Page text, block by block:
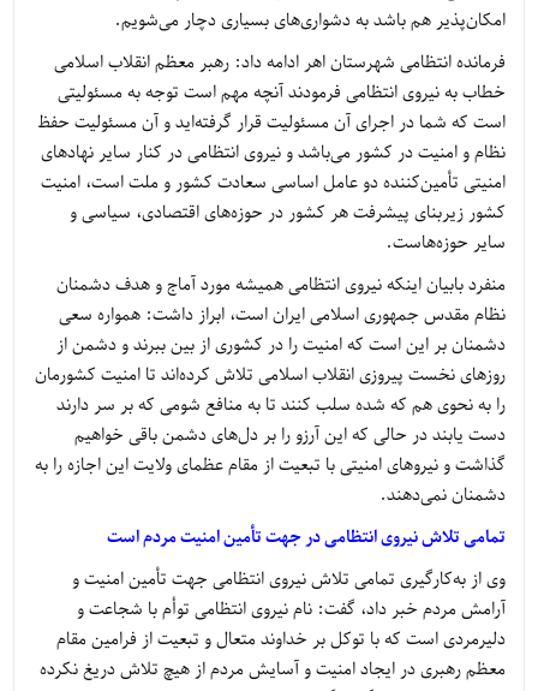
امکان‌پذیر هم باشد به ‌دشواری‌های بسیاری دچار می‌شویم.
فرمانده انتظامی شهرستان اهر ادامه داد: رهبر معظم انقلاب اسلامی
خطاب به نیروی انتظامی فرمودند آنچه مهم است توجه به مسئولیتی
است که شما در اجرای آن مسئولیت قرار گرفته‌اید و آن مسئولیت حفظ
نظام و امنیت در کشور می‌باشد و نیروی انتظامی در کنار سایر نهادهای
امنیتی تأمین‌کننده دو عامل اساسی سعادت کشور و ملت است، امنیت
کشور زیربنای پیشرفت هر کشور در حوزه‌های اقتصادی، سیاسی و
سایر حوزه‌هاست.
منفرد بابیان اینکه نیروی انتظامی همیشه مورد آماج و هدف دشمنان
نظام مقدس جمهوری اسلامی ایران است، ابراز داشت: همواره سعی
دشمنان بر این است که امنیت را در کشوری از بین ببرند و دشمن از
روزهای نخست پیروزی انقلاب اسلامی تلاش کرده‌اند تا امنیت کشورمان
را به نحوی هم که شده سلب کنند تا به منافع شومی که بر سر دارند
دست یابند در حالی که این آرزو را بر دل‌های دشمن باقی خواهیم
گذاشت و نیروهای امنیتی با تبعیت از مقام عظمای ولایت این اجازه را به
دشمنان نمی‌دهند.
تمامی تلاش نیروی انتظامی در جهت تأمین امنیت مردم است
وی از به‌کارگیری تمامی تلاش نیروی انتظامی جهت تأمین امنیت و
آرامش مردم خبر داد، گفت: نام نیروی انتظامی توأم با شجاعت و
دلیرمردی است که با توکل بر خداوند متعال و تبعیت از فرامین مقام
معظم رهبری در ایجاد امنیت و آسایش مردم از هیچ تلاش دریغ نکرده